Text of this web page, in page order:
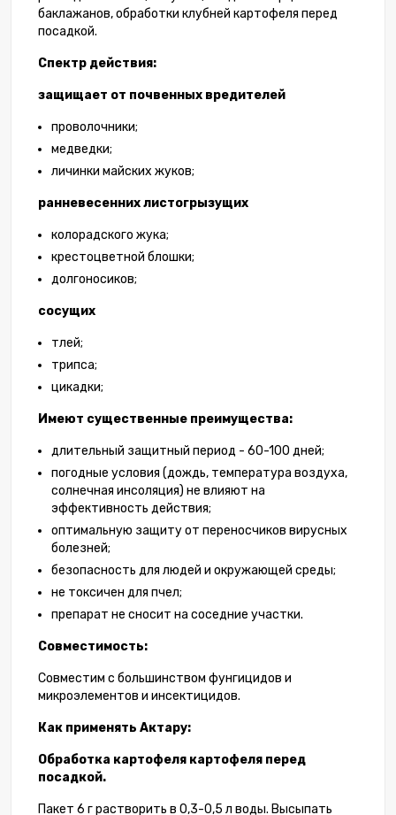
баклажанов, обработки клубней картофеля перед
посадкой.
Спектр действия:
защищает от почвенных вредителей
проволочники;
медведки;
личинки майских жуков;
ранневесенних листогрызущих
колорадского жука;
крестоцветной блошки;
долгоносиков;
сосущих
тлей;
трипса;
цикадки;
Имеют существенные преимущества:
длительный защитный период - 60-100 дней;
погодные условия (дождь, температура воздуха,
солнечная инсоляция) не влияют на
эффективность действия;
оптимальную защиту от переносчиков вирусных
болезней;
безопасность для людей и окружающей среды;
не токсичен для пчел;
препарат не сносит на соседние участки.
Совместимость:
Совместим с большинством фунгицидов и
микроэлементов и инсектицидов.
Как применять Актару:
Обработка картофеля картофеля перед
посадкой.
Пакет 6 г растворить в 0,3-0,5 л воды. Высыпать